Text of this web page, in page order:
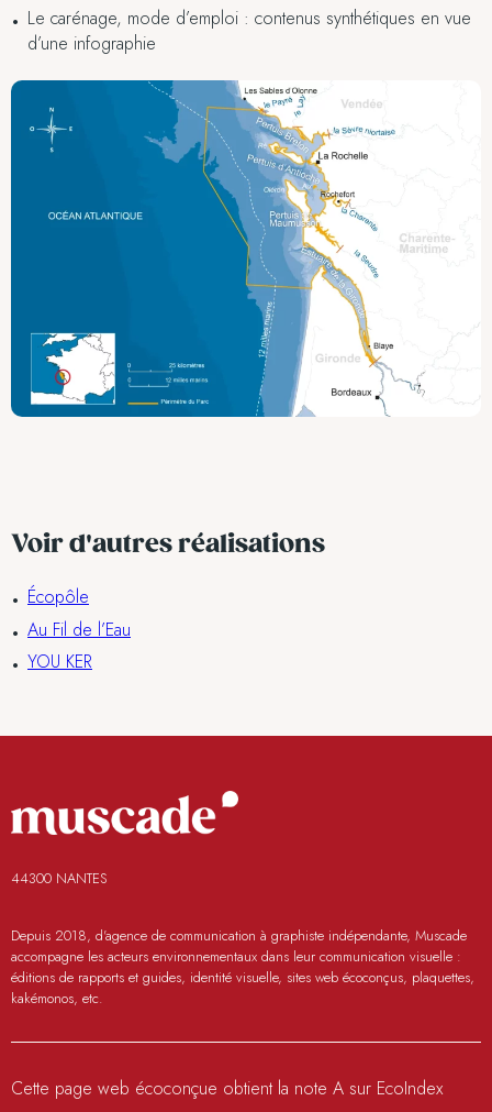
Le carénage, mode d’emploi : contenus synthétiques en vue
d’une infographie
Voir d'autres réalisations
Écopôle
Au Fil de l’Eau
YOU KER
44300 NANTES
Depuis 2018, d'agence de communication à graphiste indépendante, Muscade
accompagne les acteurs environnementaux dans leur communication visuelle :
éditions de rapports et guides, identité visuelle, sites web écoconçus, plaquettes,
kakémonos, etc.
Cette page web écoconçue obtient la note A sur EcoIndex